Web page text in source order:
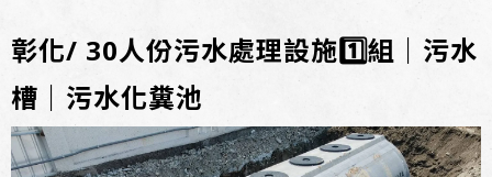
彰化/ 30人份污水處理設施1️⃣組｜污水
槽｜污水化糞池